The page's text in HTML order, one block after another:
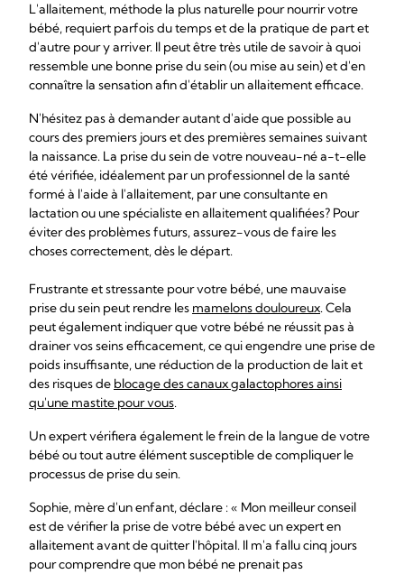
L'allaitement, méthode la plus naturelle pour nourrir votre
bébé, requiert parfois du temps et de la pratique de part et
d'autre pour y arriver. Il peut être très utile de savoir à quoi
ressemble une bonne prise du sein (ou mise au sein) et d'en
connaître la sensation afin d'établir un allaitement efficace.
N'hésitez pas à demander autant d'aide que possible au
cours des premiers jours et des premières semaines suivant
la naissance. La prise du sein de votre nouveau-né a-t-elle
été vérifiée, idéalement par un professionnel de la santé
formé à l'aide à l'allaitement, par une consultante en
lactation ou une spécialiste en allaitement qualifiées? Pour
éviter des problèmes futurs, assurez-vous de faire les
choses correctement, dès le départ.
Frustrante et stressante pour votre bébé, une mauvaise
prise du sein peut rendre les mamelons douloureux. Cela
peut également indiquer que votre bébé ne réussit pas à
drainer vos seins efficacement, ce qui engendre une prise de
poids insuffisante, une réduction de la production de lait et
des risques de blocage des canaux galactophores ainsi
qu'une mastite pour vous.
Un expert vérifiera également le frein de la langue de votre
bébé ou tout autre élément susceptible de compliquer le
processus de prise du sein.
Sophie, mère d'un enfant, déclare : « Mon meilleur conseil
est de vérifier la prise de votre bébé avec un expert en
allaitement avant de quitter l'hôpital. Il m'a fallu cinq jours
pour comprendre que mon bébé ne prenait pas